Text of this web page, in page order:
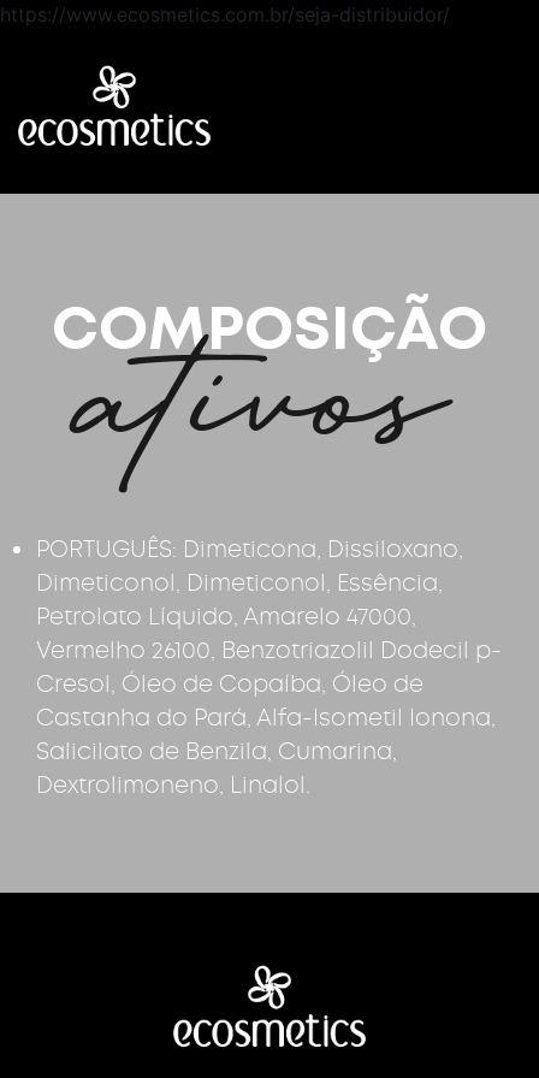
https://www.ecosmetics.com.br/seja-distribuidor/
COMPOSIÇÃO
ativos
PORTUGUÊS: Dimeticona, Dissiloxano,
Dimeticonol, Dimeticonol, Essência,
Petrolato Líquido, Amarelo 47000,
Vermelho 26100, Benzotriazolil Dodecil p-
Cresol, Óleo de Copaíba, Óleo de
Castanha do Pará, Alfa-Isometil Ionona,
Salicilato de Benzila, Cumarina,
Dextrolimoneno, Linalol.